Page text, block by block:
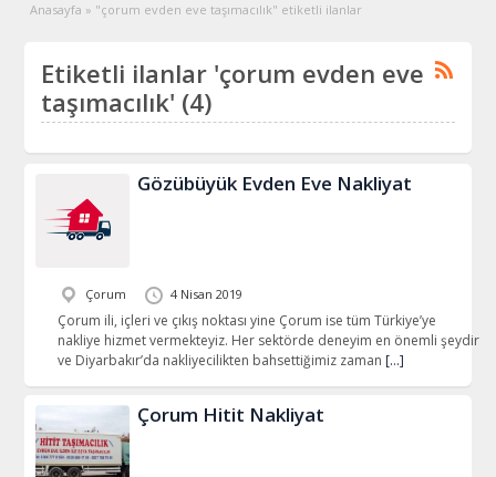
Anasayfa » "çorum evden eve taşımacılık" etiketli ilanlar
Etiketli ilanlar 'çorum evden eve
taşımacılık' (4)
Gözübüyük Evden Eve Nakliyat
Çorum 4 Nisan 2019
Çorum ili, içleri ve çıkış noktası yine Çorum ise tüm Türkiye’ye
nakliye hizmet vermekteyiz. Her sektörde deneyim en önemli şeydir
ve Diyarbakır’da nakliyecilikten bahsettiğimiz zaman […]
Çorum Hitit Nakliyat